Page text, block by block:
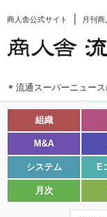
商人舎公式サイト 月刊商
流通スーパーニュー
組織
M&A
システム E
月次